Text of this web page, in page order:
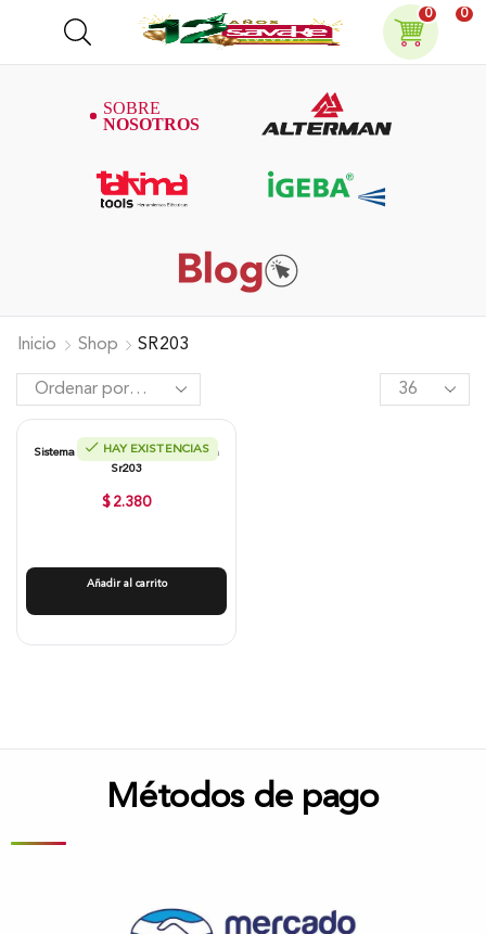
0 0
Inicio Shop SR203
HAY EXISTENCIAS
Sistema Riego Union Cinta A Cinta
Sr203
$ 2.380
Añadir al carrito
Métodos de pago